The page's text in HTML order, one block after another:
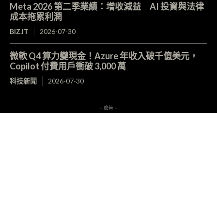
Meta 2026 第二季業績：增收減益 AI 投資與法律
成本拖累利潤
BIZ.IT 2026-07-30
微軟 Q4 算力變現金！Azure 年收入破千億美元，
Copilot 付費用戶衝破 3,000 萬
科技新聞 2026-07-30
- 廣告 -